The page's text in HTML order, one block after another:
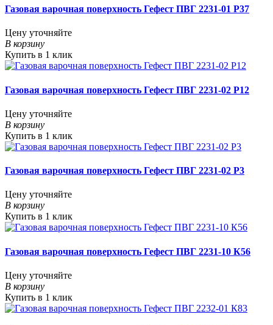
Газовая варочная поверхность Гефест ПВГ 2231-01 Р37
Цену уточняйте
В корзину
Купить в 1 клик
Газовая варочная поверхность Гефест ПВГ 2231-02 Р12
Цену уточняйте
В корзину
Купить в 1 клик
Газовая варочная поверхность Гефест ПВГ 2231-02 Р3
Цену уточняйте
В корзину
Купить в 1 клик
Газовая варочная поверхность Гефест ПВГ 2231-10 К56
Цену уточняйте
В корзину
Купить в 1 клик